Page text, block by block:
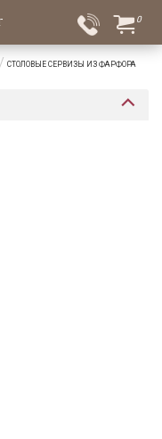
0
СТОЛОВЫЕ СЕРВИЗЫ ИЗ ФАРФОРА